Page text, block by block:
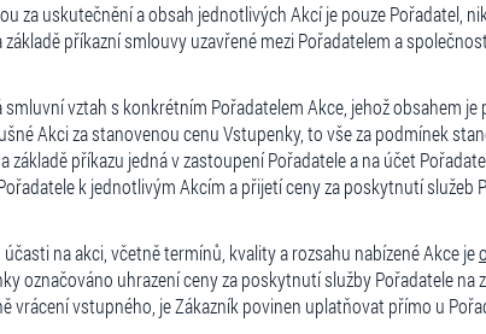
za uskutečnění a obsah jednotlivých Akcí je pouze Pořadatel,
příkazní smlouvy uzavřené mezi Pořadatelem a
vztah s konkrétním Pořadatelem Akce, jehož
Akci za stanovenou cenu Vstupenky, to vše za podmínek
základě příkazu jedná v zastoupení Pořadatele a na účet
k jednotlivým Akcím a přijetí ceny za poskytnutí
na akci, včetně termínů, kvality a rozsahu nabízené Akce je
označováno uhrazení ceny za poskytnutí služby Pořadatele
vrácení vstupného, je Zákazník povinen uplatňovat přímo u